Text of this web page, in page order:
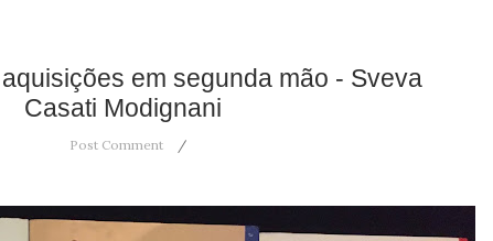
em segunda mão - Sveva
Casati Modignani
Post Comment